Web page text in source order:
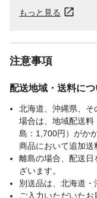
もっと見る
注意事項
配送地域・送料につ
北海道、沖縄県、そ
場合は、地域配送
島：1,700円）がか
商品において追加送
離島の場合、配送
ざいます。
別送品は、北海道・
ご入力いただいた